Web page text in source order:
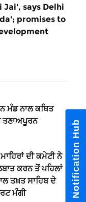
Jai', says Delhi
promises to
ਮੰਡ ਨਾਲ ਕਥਿਤ
ਤਣਾਅਪੂਰਨ
ਦੀ ਕਮੇਟੀ ਨੇ
ਕਰਨ ਤੋਂ ਪਹਿਲਾਂ
ਤਖ਼ਤ ਸਾਹਿਬ ਦੇ
ਮੰਗੀ
Notification Hub